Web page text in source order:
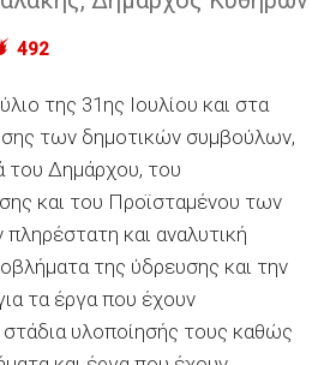
492
της 31ης Ιουλίου και στα
των δημοτικών συμβούλων,
του Δημάρχου, του
και του Προϊσταμένου των
και αναλυτική
της ύδρευσης και την
τα έργα που έχουν
στάδια υλοποίησής τους καθώς